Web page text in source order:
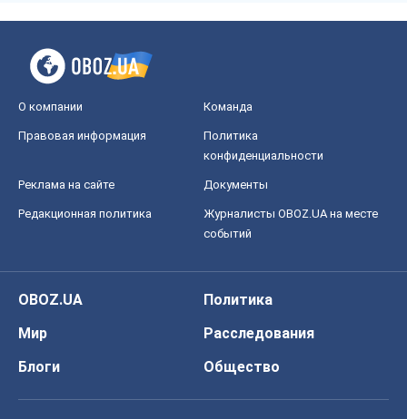
О компании Команда
Правовая информация
Политика
конфиденциальности
Реклама на сайте Документы
Редакционная политика
Журналисты OBOZ.UA на месте
событий
OBOZ.UA
Политика
Мир
Расследования
Блоги
Общество